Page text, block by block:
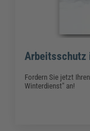
Arbeitsschutz
Fordern Sie jetzt
Winterdienst" an!